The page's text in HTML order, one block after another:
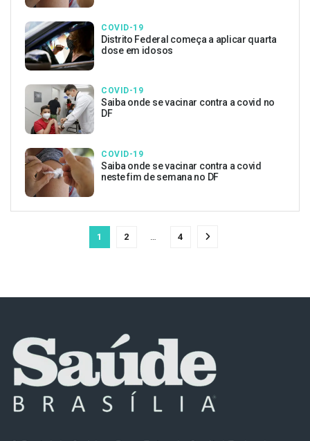
COVID-19
Distrito Federal começa a aplicar quarta
dose em idosos
COVID-19
Saiba onde se vacinar contra a covid no
DF
COVID-19
Saiba onde se vacinar contra a covid
neste fim de semana no DF
1 2 … 4